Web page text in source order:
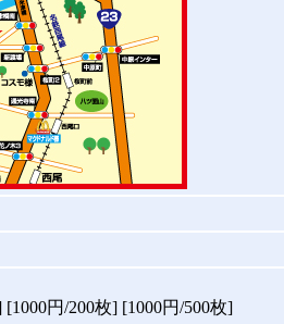
円/200枚] [1000円/500枚]